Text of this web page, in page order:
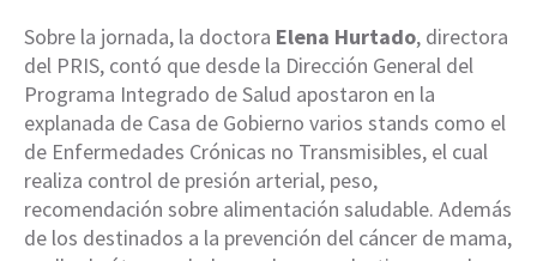
Sobre la jornada, la doctora Elena Hurtado, directora
del PRIS, contó que desde la Dirección General del
Programa Integrado de Salud apostaron en la
explanada de Casa de Gobierno varios stands como el
de Enfermedades Crónicas no Transmisibles, el cual
realiza control de presión arterial, peso,
recomendación sobre alimentación saludable. Además
de los destinados a la prevención del cáncer de mama,